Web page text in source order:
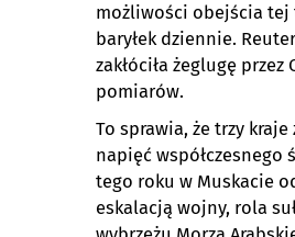
możliwości obejścia tej
baryłek dziennie.
zakłóciła żeglugę
pomiarów.
To sprawia, że trzy
napięć współczesnego
tego roku w Muskacie
eskalacją wojny, rola